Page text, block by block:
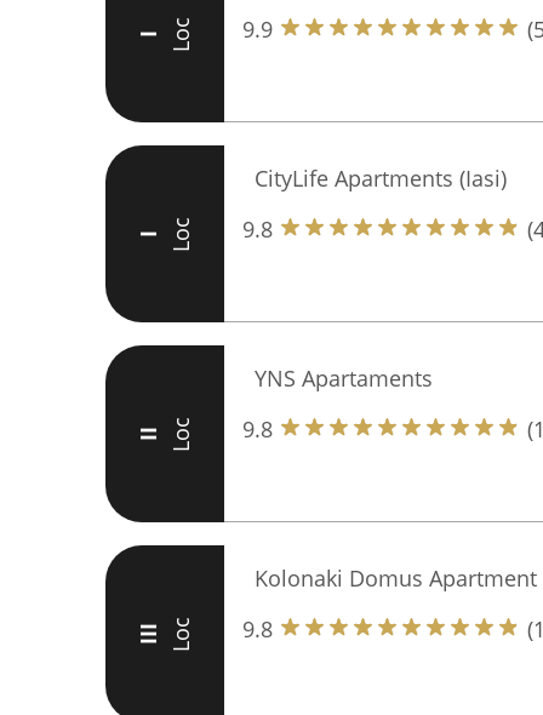
I Loc
9.9
I Loc
CityLife Apartments (Iasi)
9.8
II Loc
YNS Apartaments
9.8
III Loc
Kolonaki Domus Apartment
9.8